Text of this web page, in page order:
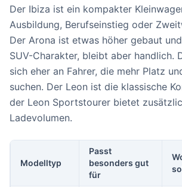
Der Ibiza ist ein kompakter
Ausbildung, Berufseinstieg oder
Der Arona ist etwas höher gebaut
SUV-Charakter, bleibt aber handlich.
sich eher an Fahrer, die mehr Platz
suchen. Der Leon ist die klassische
der Leon Sportstourer bietet
Ladevolumen.
Modelltyp
Passt
besonders gut
für